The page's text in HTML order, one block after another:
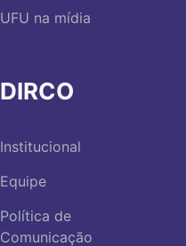
UFU na mídia
DIRCO
Institucional
Equipe
Política de
Comunicação